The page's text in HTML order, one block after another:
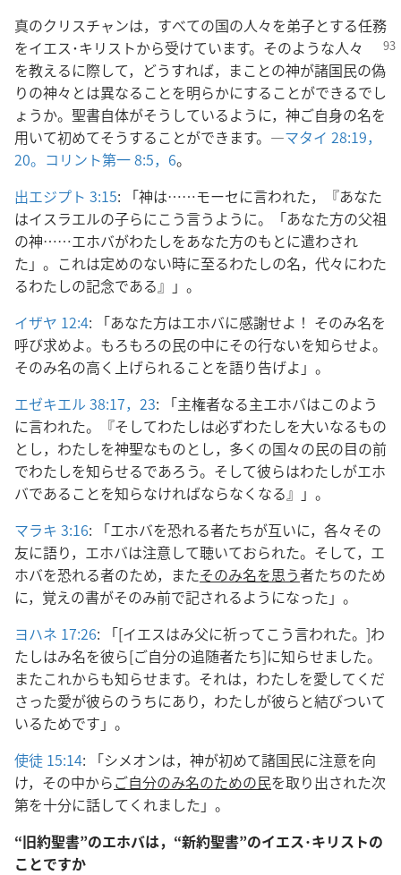
真のクリスチャンは，すべての国の人々を弟子とする任務
をイエス･キリストから受けています。そのような人々
を教えるに際して，どうすれば，まことの神が諸国民の偽
りの神々とは異なることを明らかにすることができるでし
ょうか。聖書自体がそうしているように，神ご自身の名を
用いて初めてそうすることができます。―マタイ 28:19，
20。 コリント第一 8:5，6。
出エジプト 3:15: 「神は……モーセに言われた，『あなた
はイスラエルの子らにこう言うように。「あなた方の父祖
の神……エホバがわたしをあなた方のもとに遣わされ
た」。これは定めのない時に至るわたしの名，代々にわた
るわたしの記念である』」。
イザヤ 12:4: 「あなた方はエホバに感謝せよ！ そのみ名を
呼び求めよ。もろもろの民の中にその行ないを知らせよ。
そのみ名の高く上げられることを語り告げよ」。
エゼキエル 38:17， 23: 「主権者なる主エホバはこのよう
に言われた。『そしてわたしは必ずわたしを大いなるもの
とし，わたしを神聖なものとし，多くの国々の民の目の前
でわたしを知らせるであろう。そして彼らはわたしがエホ
バであることを知らなければならなくなる』」。
マラキ 3:16: 「エホバを恐れる者たちが互いに，各々その
友に語り，エホバは注意して聴いておられた。そして，エ
ホバを恐れる者のため，またそのみ名を思う者たちのため
に，覚えの書がそのみ前で記されるようになった」。
ヨハネ 17:26: 「[イエスはみ父に祈ってこう言われた。]わ
たしはみ名を彼ら[ご自分の追随者たち]に知らせました。
またこれからも知らせます。それは，わたしを愛してくだ
さった愛が彼らのうちにあり，わたしが彼らと結びついて
いるためです」。
使徒 15:14: 「シメオンは，神が初めて諸国民に注意を向
け，その中からご自分のみ名のための民を取り出された次
第を十分に話してくれました」。
“旧約聖書”のエホバは，“新約聖書”のイエス･キリストの
ことですか